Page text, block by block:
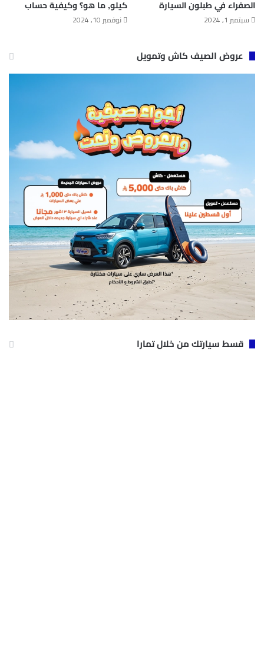
الصفراء في طبلون السيارة
سبتمبر 1, 2024
كيلو​, ما هو؟ وكيفية حساب
نوفمبر 10, 2024
عروض الصيف كاش وتمويل
قسط سيارتك من خلال تمارا